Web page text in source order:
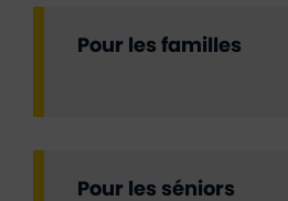
Pour les familles
Pour les séniors